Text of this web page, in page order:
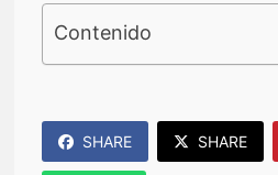
Contenido
SHARE SHARE